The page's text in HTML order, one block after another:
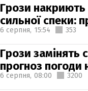
Грози накриють
сильної спеки:
6 серпня, 15:54 353
Грози замінять
прогноз погоди
6 серпня, 08:00 3200